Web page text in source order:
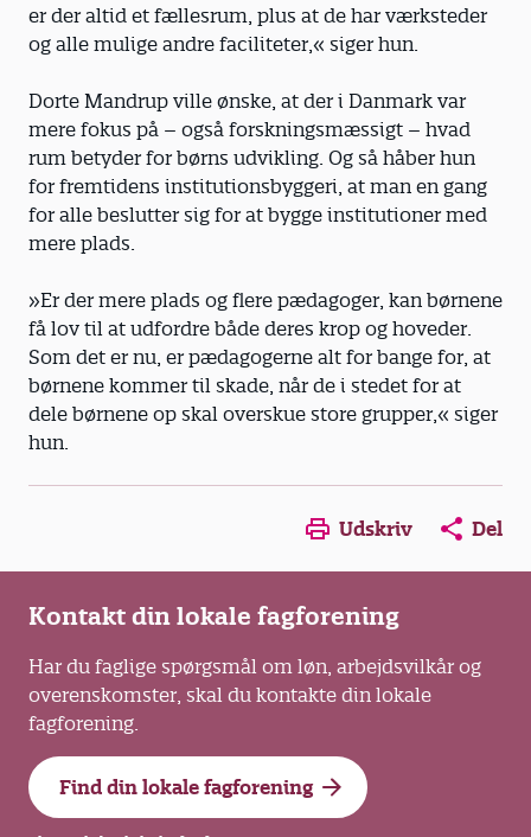
er der altid et fællesrum, plus at de har værksteder
og alle mulige andre faciliteter,« siger hun.
Dorte Mandrup ville ønske, at der i Danmark var
mere fokus på – også forskningsmæssigt – hvad
rum betyder for børns udvikling. Og så håber hun
for fremtidens institutions­byggeri, at man en gang
for alle beslutter sig for at bygge institutioner med
mere plads.
»Er der mere plads og flere pædagoger, kan børnene
få lov til at udfordre både deres krop og hoveder.
Som det er nu, er pædagogerne alt for bange for, at
børnene kommer til skade, når de i stedet for at
dele børnene op skal overskue store grupper,« siger
hun.
Opens in a new window
Opens in a new
Opens in
Udskriv Del
Kontakt din lokale fagforening
Har du faglige spørgsmål om løn, arbejdsvilkår og
overenskomster, skal du kontakte din lokale
fagforening.
Find din lokale fagforening